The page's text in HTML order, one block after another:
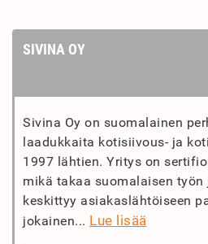
SIVINA OY
Sivina Oy on suomalainen
laadukkaita kotisiivous- ja
1997 lähtien. Yritys on
mikä takaa suomalaisen työn
keskittyy asiakaslähtöiseen
jokainen... Lue lisää